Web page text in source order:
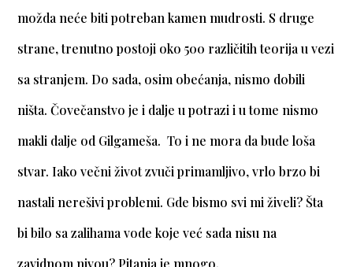
možda neće biti potreban kamen mudrosti. S druge
strane, trenutno postoji oko 500 različitih teorija u vezi
sa stranjem. Do sada, osim obećanja, nismo dobili
ništa. Čovečanstvo je i dalje u potrazi i u tome nismo
makli dalje od Gilgameša. To i ne mora da bude loša
stvar. Iako večni život zvuči primamljivo, vrlo brzo bi
nastali nerešivi problemi. Gde bismo svi mi živeli? Šta
bi bilo sa zalihama vode koje već sada nisu na